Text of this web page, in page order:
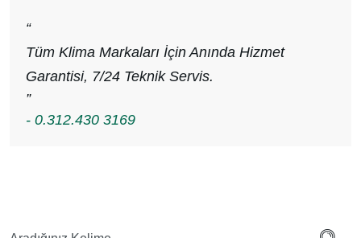
“
Tüm Klima Markaları İçin Anında Hizmet
Garantisi, 7/24 Teknik Servis.
”
- 0.312.430 3169